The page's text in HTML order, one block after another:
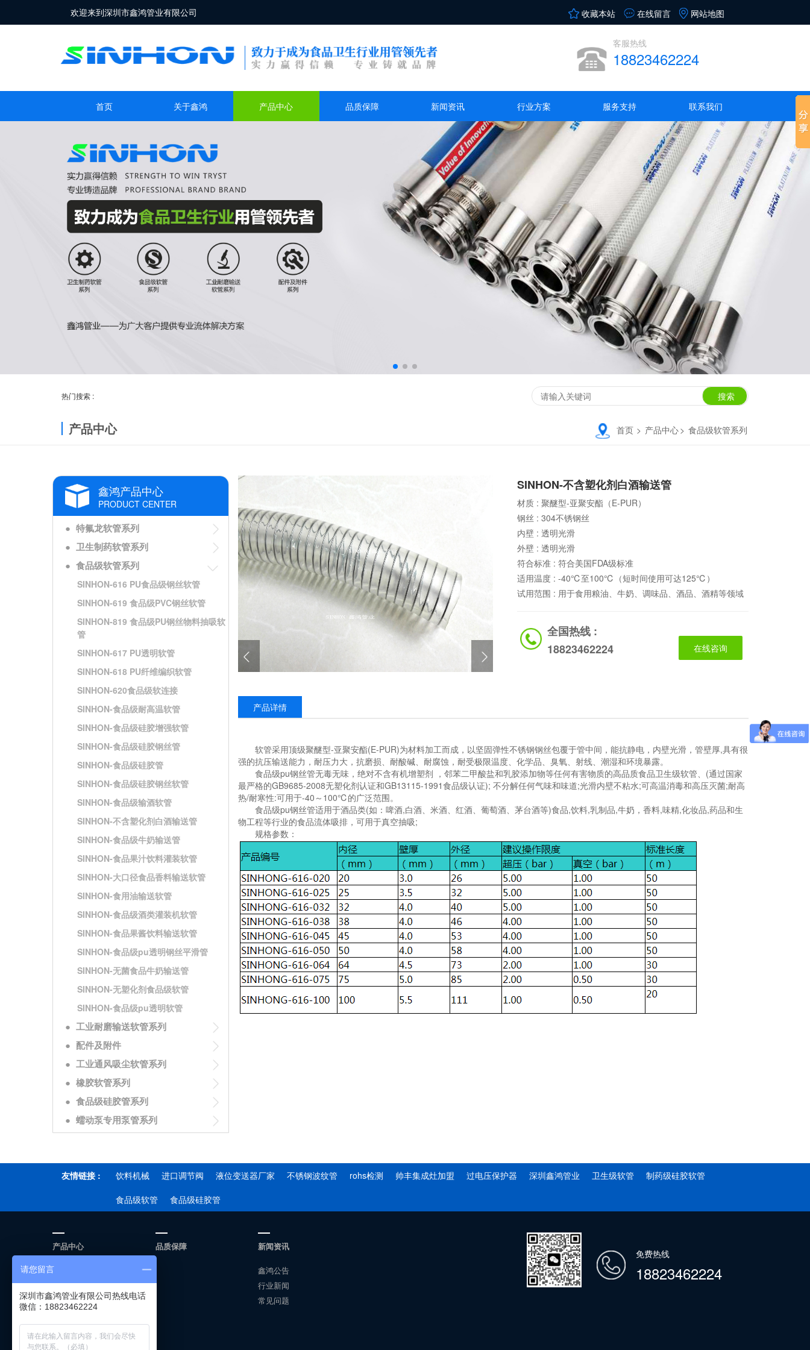
欢迎来到深圳市鑫鸿管业有限公司 收藏本站 在线留言 网站地图
客服热线
18823462224
首页 关于鑫鸿 产品中心 品质保障 新闻资讯 行业方案 服务支持 联系我们
热门搜索 :
产品中心 首页 > 产品中心> 食品级软管系列
鑫鸿产品中心
PRODUCT CENTER
● 特氟龙软管系列
● 卫生制药软管系列
● 食品级软管系列
SINHON-616 PU食品级钢丝软管
SINHON-619 食品级PVC钢丝软管
SINHON-819 食品级PU钢丝物料抽吸软
管
SINHON-617 PU透明软管
SINHON-618 PU纤维编织软管
SINHON-620食品级软连接
SINHON-食品级耐高温软管
SINHON-食品级硅胶增强软管
SINHON-食品级硅胶钢丝管
SINHON-食品级硅胶管
SINHON-食品级硅胶钢丝软管
SINHON-食品级输酒软管
SINHON-不含塑化剂白酒输送管
SINHON-食品级牛奶输送管
SINHON-食品果汁饮料灌装软管
SINHON-大口径食品香料输送软管
SINHON-食用油输送软管
SINHON-食品级酒类灌装机软管
SINHON-食品果酱饮料输送软管
SINHON-食品级pu透明钢丝平滑管
SINHON-无菌食品牛奶输送管
SINHON-无塑化剂食品级软管
SINHON-食品级pu透明软管
● 工业耐磨输送软管系列
● 配件及附件
● 工业通风吸尘软管系列
● 橡胶软管系列
● 食品级硅胶管系列
● 蠕动泵专用泵管系列
SINHON-不含塑化剂白酒输送管
材质 :聚醚型-亚聚安酯（E-PUR）
钢丝 :304不锈钢丝
内壁 :透明光滑
外壁 :透明光滑
符合标准 :符合美国FDA级标准
适用温度 :-40℃至100℃（短时间使用可达125℃）
试用范围 : 用于食用粮油、牛奶、调味品、酒品、酒精等领域
全国热线 :
18823462224
在线咨询
产品详情
软管采用顶级聚醚型-亚聚安酯(E-PUR)为材料加工而成，以坚固弹性不锈钢钢丝包覆于管中间，能抗静电，内壁光滑，管壁厚,具有很
强的抗压输送能力，耐压力大，抗磨损、耐酸碱、耐腐蚀，耐受极限温度、化学品、臭氧、射线、潮湿和环境暴露。
食品级pu钢丝管无毒无味，绝对不含有机增塑剂 ，邻苯二甲酸盐和乳胶添加物等任何有害物质的高品质食品卫生级软管、(通过国家
最严格的GB9685-2008无塑化剂认证和GB13115-1991食品级认证); 不分解任何气味和味道;光滑内壁不粘水;可高温消毒和高压灭菌;耐高
热/耐寒性:可用于-40～100℃的广泛范围。
食品级pu钢丝管适用于酒品类(如：啤酒,白酒、米酒、红酒、葡萄酒、茅台酒等)食品,饮料,乳制品,牛奶，香料,味精,化妆品,药品和生
物工程等行业的食品流体吸排，可用于真空抽吸;
规格参数：
友情链接 : 饮料机械 进口调节阀 液位变送器厂家 不锈钢波纹管 rohs检测 帅丰集成灶加盟 过电压保护器 深圳鑫鸿管业 卫生级软管
制药级硅胶软管
食品级软管
食品级硅胶管
产品中心
特氟龙软管系列
卫生制药软管系列
食品级软管系列
配件及附件
工业通风吸尘软管系列
品质保障 新闻资讯
鑫鸿公告
行业新闻
常见问题
免费热线
18823462224
请您留言
深圳市鑫鸿管业有限公司热线电话
微信：18823462224